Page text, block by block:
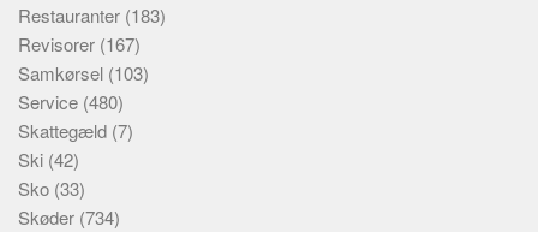
Restauranter (183)
Revisorer (167)
Samkørsel (103)
Service (480)
Skattegæld (7)
Ski (42)
Sko (33)
Skøder (734)